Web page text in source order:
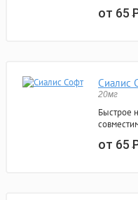
от 65
Сиалис
20мг
Быстрое
от 65